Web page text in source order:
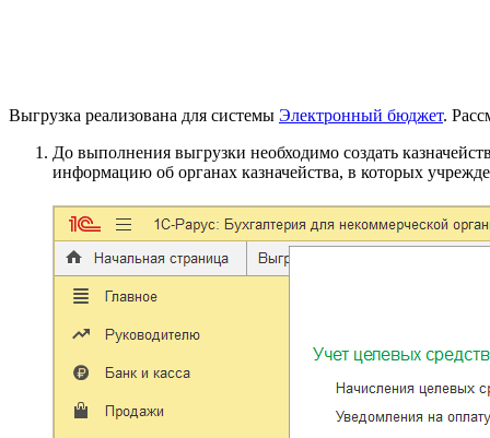
Выгрузка реализована для системы Электронный бюджет.
До выполнения выгрузки необходимо создать
информацию об органах казначейства, в которых